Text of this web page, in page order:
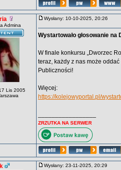
Admina
Lis 2005
Wysłany: 10-10-2025, 20:26
Wystartowało głosowanie na
W finale konkursu „Dworzec
teraz, każdy z nas może
Publiczności!
Więcej:
https://kolejowyportal.pl/
ZRZUTKA NA SERWER
Wysłany: 23-11-2025, 20:29